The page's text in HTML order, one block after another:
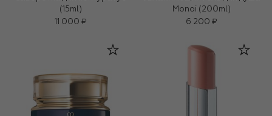
(15ml)
11 000 ₽
Monoi (200ml)
6 200 ₽